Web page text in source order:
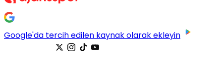
Google'da tercih edilen kaynak olarak ekleyin